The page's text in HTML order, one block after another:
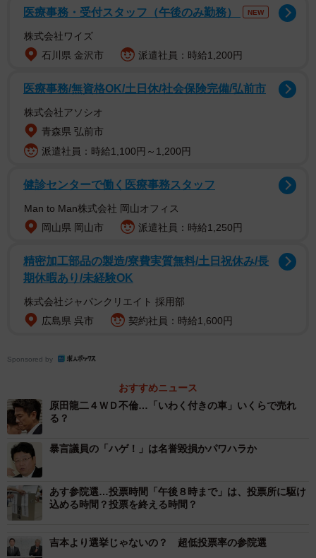
Ｎ国は、受信料を払った人だけがＮＨＫを視聴できるよ
に至る詳細なプロセスは割愛。単純化した「ＮＨＫをぶっ
壊す」というキャッチコピーをひたすら反復する大衆向け
の戦略も際立った。
かつては東郷健、三井理峯、近年では外山恒一、後藤輝
樹…といったインパクトのある政見放送を残して落選した
候補者とN国との違いは何か。既に地方選で市議や区議を当
選させて地盤を築いていた組織力や、ユーチューバーであ
のは、2013年にインターネットを利用した選挙運動が可能
る。
参院選後も続く「Ｎ国ブーム」は、改めて政見放送とは
何かについて考える契機となった。「政見放送のルール」
について、総務省選挙課に確認した。
医療事務・受付スタッフ（午後のみ勤務） NEW
株式会社ワイズ
石川県 金沢市
派遣社員：時給1,200円
医療事務/無資格OK/土日休/社会保険完備/弘前市
株式会社アソシオ
青森県 弘前市
派遣社員：時給1,100円～1,200円
健診センターで働く医療事務スタッフ
Man to Man株式会社 岡山オフィス
岡山県 岡山市
派遣社員：時給1,250円
精密加工部品の製造/寮費実質無料/土日祝休み/長
期休暇あり/未経験OK
株式会社ジャパンクリエイト 採用部
広島県 呉市
契約社員：時給1,600円
Sponsored by
おすすめニュース
原田龍二４ＷＤ不倫…「いわく付きの車」いくらで売れ
る？
暴言議員の「ハゲ！」は名誉毀損かパワハラか
あす参院選…投票時間「午後８時まで」は、投票所に駆け
込める時間？投票を終える時間？
吉本より選挙じゃないの？ 超低投票率の参院選